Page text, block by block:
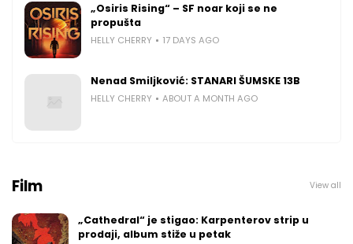
„Osiris Rising“ – SF noar koji se ne
propušta
HELLY CHERRY 17 DAYS AGO
Nenad Smiljković: STANARI ŠUMSKE 13B
HELLY CHERRY ABOUT A MONTH AGO
Film View all
„Cathedral“ je stigao: Karpenterov strip u
prodaji, album stiže u petak